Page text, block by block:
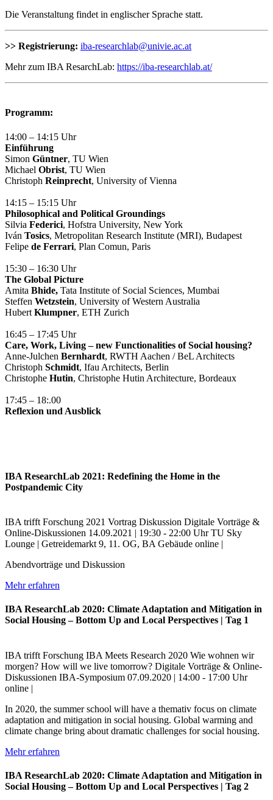
Die Veranstaltung findet in englischer Sprache statt.
>> Registrierung: iba-researchlab@univie.ac.at
Mehr zum IBA ResarchLab: https://iba-researchlab.at/
Programm:
14:00 – 14:15 Uhr
Einführung
Simon Güntner, TU Wien
Michael Obrist, TU Wien
Christoph Reinprecht, University of Vienna
14:15 – 15:15 Uhr
Philosophical and Political Groundings
Silvia Federici, Hofstra University, New York
Iván Tosics, Metropolitan Research Institute (MRI), Budapest
Felipe de Ferrari, Plan Comun, Paris
15:30 – 16:30 Uhr
The Global Picture
Amita Bhide, Tata Institute of Social Sciences, Mumbai
Steffen Wetzstein, University of Western Australia
Hubert Klumpner, ETH Zurich
16:45 – 17:45 Uhr
Care, Work, Living – new Functionalities of Social housing?
Anne-Julchen Bernhardt, RWTH Aachen / BeL Architects
Christoph Schmidt, Ifau Architects, Berlin
Christophe Hutin, Christophe Hutin Architecture, Bordeaux
17:45 – 18:.00
Reflexion und Ausblick
IBA ResearchLab 2021: Redefining the Home in the
Postpandemic City
IBA trifft Forschung 2021 Vortrag Diskussion Digitale Vorträge &
Online-Diskussionen 14.09.2021 | 19:30 - 22:00 UhrTU Sky
Lounge | Getreidemarkt 9, 11. OG, BA Gebäude online |
Abendvorträge und Diskussion
Mehr erfahren
IBA ResearchLab 2020: Climate Adaptation and Mitigation in
Social Housing – Bottom Up and Local Perspectives | Tag 1
IBA trifft Forschung IBA Meets Research 2020 Wie wohnen wir
morgen? How will we live tomorrow? Digitale Vorträge & Online-
Diskussionen IBA-Symposium 07.09.2020 | 14:00 - 17:00 Uhr
online |
In 2020, the summer school will have a themativ focus on climate
adaptation and mitigation in social housing. Global warming and
climate change bring about dramatic challenges for social housing.
Mehr erfahren
IBA ResearchLab 2020: Climate Adaptation and Mitigation in
Social Housing – Bottom Up and Local Perspectives | Tag 2